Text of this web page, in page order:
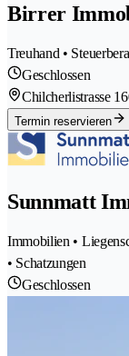
Birrer
Treuhand •
Geschlossen
Chilcherlistrasse 1
Termin reservieren
Sunnmatt
Immobilien •
• Schatzungen
Geschlossen